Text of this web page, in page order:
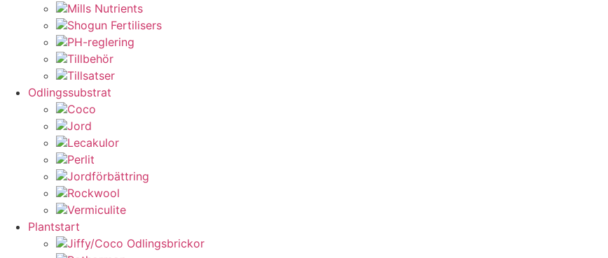
Mills Nutrients
Shogun Fertilisers
PH-reglering
Tillbehör
Tillsatser
Odlingssubstrat
Coco
Jord
Lecakulor
Perlit
Jordförbättring
Rockwool
Vermiculite
Plantstart
Jiffy/Coco Odlingsbrickor